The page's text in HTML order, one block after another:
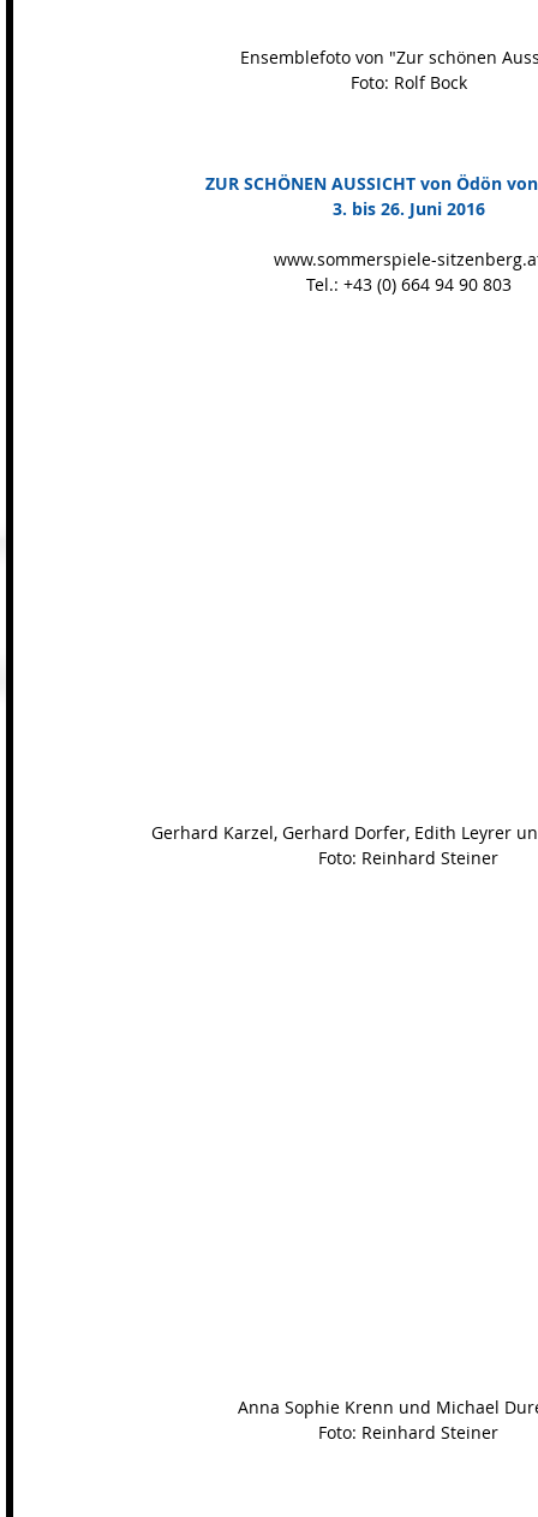
Ensemblefoto von "Zur schönen
Foto: Rolf Bock
ZUR SCHÖNEN AUSSICHT von Ödön
3. bis 26. Juni 2016
www.sommerspiele-
Tel.: +43 (0) 664 94 90 803
Gerhard Karzel, Gerhard Dorfer, Edith Leyrer
Foto: Reinhard Steiner
Anna Sophie Krenn und Michael
Foto: Reinhard Steiner